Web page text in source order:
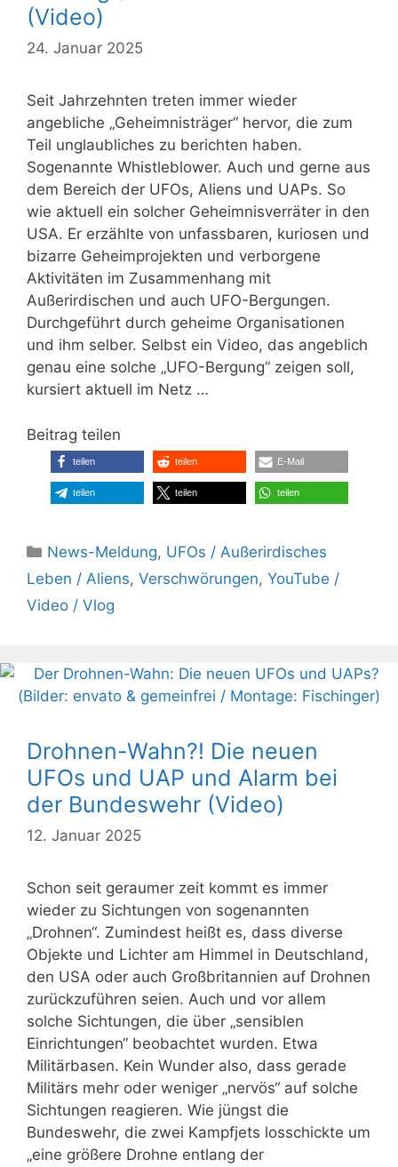
(Video)
24. Januar 2025
Seit Jahrzehnten treten immer wieder
angebliche „Geheimnisträger“ hervor, die zum
Teil unglaubliches zu berichten haben.
Sogenannte Whistleblower. Auch und gerne aus
dem Bereich der UFOs, Aliens und UAPs. So
wie aktuell ein solcher Geheimnisverräter in den
USA. Er erzählte von unfassbaren, kuriosen und
bizarre Geheimprojekten und verborgene
Aktivitäten im Zusammenhang mit
Außerirdischen und auch UFO-Bergungen.
Durchgeführt durch geheime Organisationen
und ihm selber. Selbst ein Video, das angeblich
genau eine solche „UFO-Bergung“ zeigen soll,
kursiert aktuell im Netz …
Beitrag teilen
teilen teilen E-Mail
teilen teilen teilen
Kategorien
News-Meldung, UFOs / Außerirdisches
Leben / Aliens, Verschwörungen, YouTube /
Video / Vlog
Drohnen-Wahn?! Die neuen
UFOs und UAP und Alarm bei
der Bundeswehr (Video)
12. Januar 2025
Schon seit geraumer zeit kommt es immer
wieder zu Sichtungen von sogenannten
„Drohnen“. Zumindest heißt es, dass diverse
Objekte und Lichter am Himmel in Deutschland,
den USA oder auch Großbritannien auf Drohnen
zurückzuführen seien. Auch und vor allem
solche Sichtungen, die über „sensiblen
Einrichtungen“ beobachtet wurden. Etwa
Militärbasen. Kein Wunder also, dass gerade
Militärs mehr oder weniger „nervös“ auf solche
Sichtungen reagieren. Wie jüngst die
Bundeswehr, die zwei Kampfjets losschickte um
„eine größere Drohne entlang der